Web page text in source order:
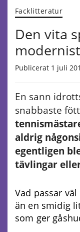
Facklitteratur
Den vita
modernist
Publicerat 1 juli
En sann
snabbaste
aldrig
egentligen
tävlingar
Vad passar
än en smidig
som ger